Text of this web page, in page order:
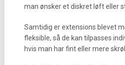
man ønsker et diskret løft eller
Samtidig er extensions blevet
fleksible, så de kan tilpasses
hvis man har fint eller mere